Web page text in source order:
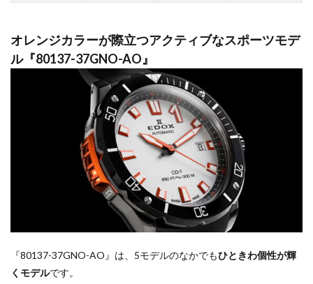
オレンジカラーが際立つアクティブなスポーツモデ
ル『80137-37GNO-AO』
『80137-37GNO-AO』は、5モデルのなかでもひときわ個性が輝
くモデルです。